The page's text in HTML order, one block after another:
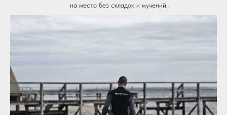
на место без складок и мучений.